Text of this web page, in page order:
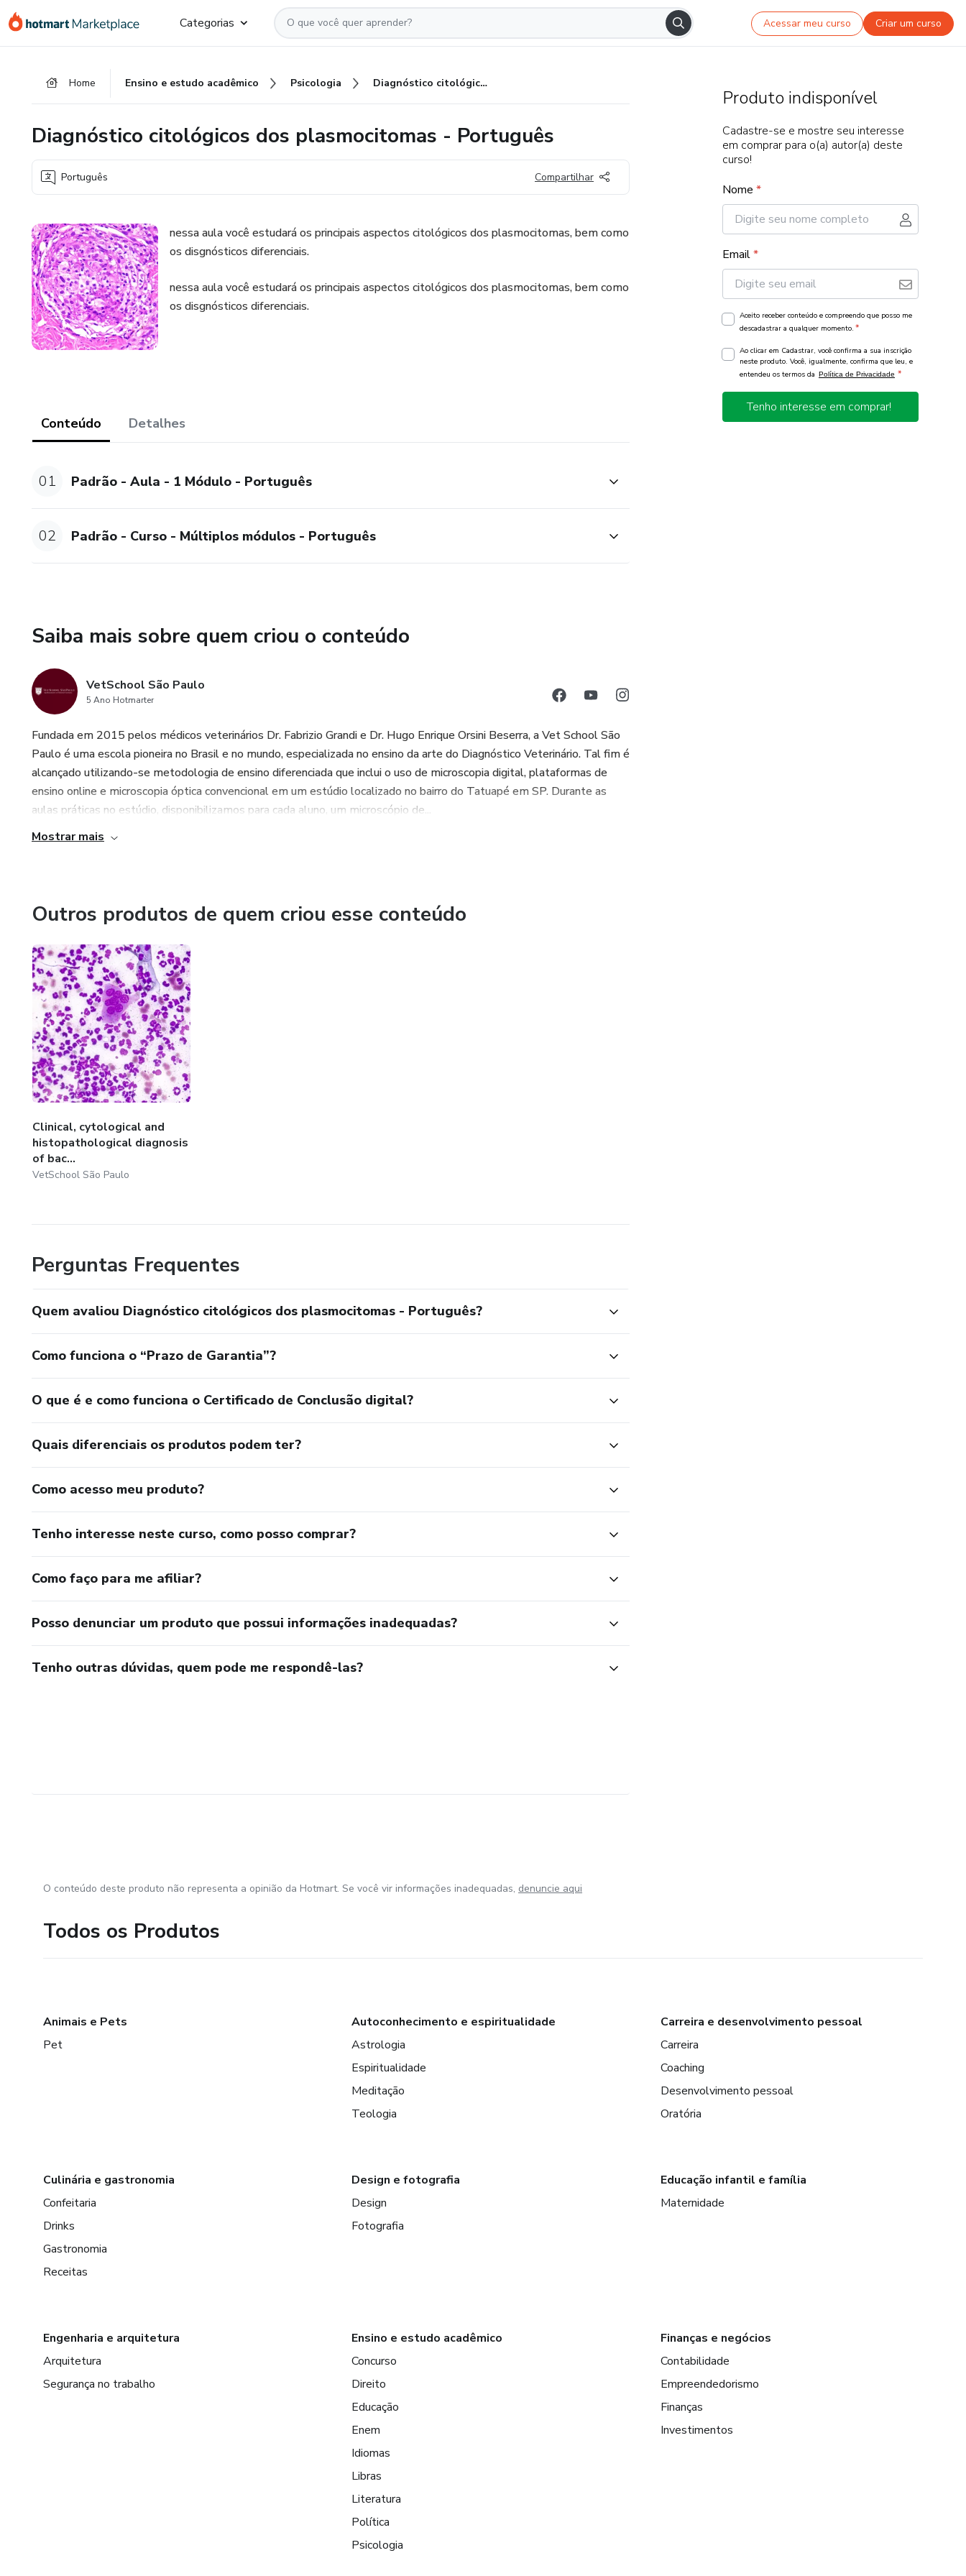
para
para
para
Categorias Acessar meu curso Criar um curso
Home Ensino e estudo acadêmico Psicologia Diagnóstico citológicos dos plasmocitomas - Português
Diagnóstico citológicos dos plasmocitomas - Português
Português Compartilhar
nessa aula você estudará os principais aspectos citológicos dos plasmocitomas, bem como
os disgnósticos diferenciais.
nessa aula você estudará os principais aspectos citológicos dos plasmocitomas, bem como
os disgnósticos diferenciais.
Conteúdo Detalhes
01 Padrão - Aula - 1 Módulo - Português
02 Padrão - Curso - Múltiplos módulos - Português
Saiba mais sobre quem criou o conteúdo
VetSchool São Paulo
5 Ano Hotmarter
Fundada em 2015 pelos médicos veterinários Dr. Fabrizio Grandi e Dr. Hugo Enrique Orsini Beserra, a Vet School São
Paulo é uma escola pioneira no Brasil e no mundo, especializada no ensino da arte do Diagnóstico Veterinário. Tal fim é
alcançado utilizando-se metodologia de ensino diferenciada que inclui o uso de microscopia digital, plataformas de
ensino online e microscopia óptica convencional em um estúdio localizado no bairro do Tatuapé em SP. Durante as
aulas práticas no estúdio, disponibilizamos para cada aluno, um microscópio de...
Mostrar mais
Outros produtos de quem criou esse conteúdo
Clinical, cytological and
histopathological diagnosis
of bac...
VetSchool São Paulo
Perguntas Frequentes
Quem avaliou Diagnóstico citológicos dos plasmocitomas - Português?
Como funciona o “Prazo de Garantia”?
O que é e como funciona o Certificado de Conclusão digital?
Quais diferenciais os produtos podem ter?
Como acesso meu produto?
Tenho interesse neste curso, como posso comprar?
Como faço para me afiliar?
Posso denunciar um produto que possui informações inadequadas?
Tenho outras dúvidas, quem pode me respondê-las?
Produto indisponível
Cadastre-se e mostre seu interesse
em comprar para o(a) autor(a) deste
curso!
Nome *
Email*
Aceito receber conteúdo e compreendo que posso me
descadastrar a qualquer momento. *
Ao clicar em Cadastrar, você confirma a sua inscrição
neste produto. Você, igualmente, confirma que leu, e
entendeu os termos da Política de Privacidade *
Tenho interesse em comprar!
O conteúdo deste produto não representa a opinião da Hotmart. Se você vir informações inadequadas, denuncie aqui
Todos os Produtos
Animais e Pets
Pet
Autoconhecimento e espiritualidade
Astrologia
Espiritualidade
Meditação
Teologia
Carreira e desenvolvimento pessoal
Carreira
Coaching
Desenvolvimento pessoal
Oratória
Culinária e gastronomia
Confeitaria
Drinks
Gastronomia
Receitas
Design e fotografia
Design
Fotografia
Educação infantil e família
Maternidade
Engenharia e arquitetura
Arquitetura
Segurança no trabalho
Ensino e estudo acadêmico
Concurso
Direito
Educação
Enem
Idiomas
Libras
Literatura
Política
Psicologia
Finanças e negócios
Contabilidade
Empreendedorismo
Finanças
Investimentos